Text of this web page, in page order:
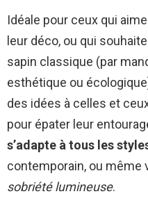
Idéale pour ceux qui
leur déco, ou qui
sapin classique (par
esthétique ou
des idées à celles et
pour épater leur
s’adapte à tous les
contemporain, ou même
sobriété lumineuse.